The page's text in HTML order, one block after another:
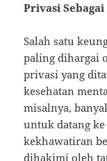
Privasi
Salah satu
paling dihargai
privasi yang
kesehatan
misalnya,
untuk datang
kekhawatiran
dihakimi oleh